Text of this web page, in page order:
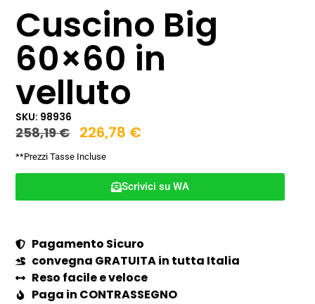
Cuscino Big
60×60 in
velluto
SKU: 98936
258,19€ 226,78 €
**Prezzi Tasse Incluse
Scrivici su WA
Pagamento Sicuro
convegna GRATUITA in tutta Italia
Reso facile e veloce
Paga in CONTRASSEGNO